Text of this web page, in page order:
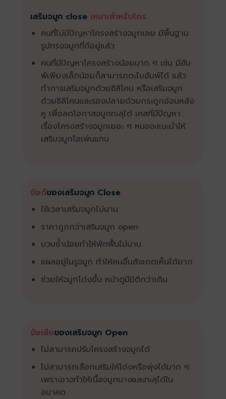
เสริมจมูก close เหมาะสำหรับใคร
คนที่ไม่มีปัญหาโครงสร้างจมูกเลย มีพื้นฐาน
รูปทรงจมูกที่ดีอยู่แล้ว
คนที่มีปัญหาโครงสร้างน้อยมาก ๆ เช่น มีฮัม
พ์เพียงเล็กน้อยก็สามารถตะไบฮัมพ์ได้ แล้ว
ทำการเสริมจมูกด้วยซิลิโคน หรือเสริมจมูก
ด้วยซิลิโคนและรองปลายด้วยกระดูกอ่อนหลัง
หู เพื่อลดโอกาสจมูกทะลุได้ เคสที่มีปัญหา
เรื่องโครงสร้างจมูกเยอะ ๆ หมอจะแนะนำให้
เสริมจมูกโอเพ่นแทน
ข้อดีของเสริมจมูก Close
ใช้เวลาเสริมจมูกไม่นาน
ราคาถูกกว่าเสริมจมูก open
บวมช้ำน้อยทำให้พักฟื้นไม่นาน
แผลอยู่ในรูจมูก ทำให้คนอื่นสังเกตเห็นได้ยาก
ช่วยให้จมูกโด่งขึ้น หน้าดูมีมิติกว่าเดิม
ข้อเสียของเสริมจมูก Open
ไม่สามารถปรับโครงสร้างจมูกได้
ไม่สามารถเลือกเสริมให้โด่งหรือพุ่งได้มาก ๆ
เพราะอาจทำให้เนื้อจมูกบางและทะลุได้ใน
อนาคต